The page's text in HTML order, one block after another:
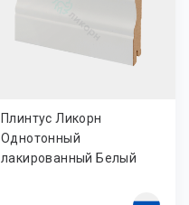
Плинтус Ликорн
Однотонный
лакированный Белый